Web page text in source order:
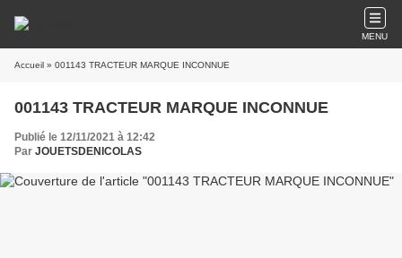
MENU
Accueil » 001143 TRACTEUR MARQUE INCONNUE
001143 TRACTEUR MARQUE INCONNUE
Publié le 12/11/2021 à 12:42
Par JOUETSDENICOLAS